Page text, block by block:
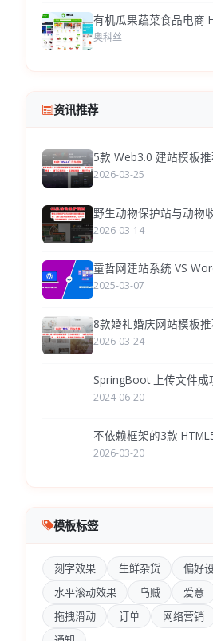
有机瓜果蔬菜食品电商
奥科丝
资讯推荐
5款 Web3.0 建站模板
2026-03-25
野生动物保护站与动物
2026-03-14
童哲网建站系统 VS
2025-03-07
8款婚礼婚庆网站模板
2026-03-24
SpringBoot 上传文件成
2024-06-20
不依赖框架的3款
2026-03-20
模板标签
刻字效果 生鲜杂货 偏好
水平滚动效果
乌贼 爱意
拖拽滑动
订单 网络营销